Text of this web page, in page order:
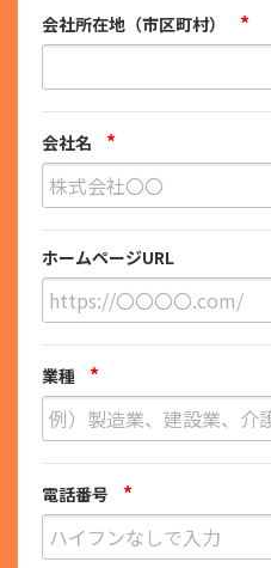
会社所在地（市区町村） *
会社名 *
ホームページURL
業種 *
電話番号 *